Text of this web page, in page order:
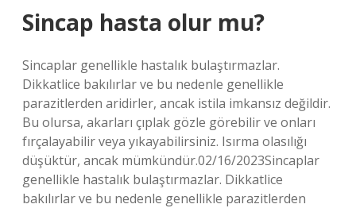
Sincap hasta olur mu?
Sincaplar genellikle hastalık bulaştırmazlar.
Dikkatlice bakılırlar ve bu nedenle genellikle
parazitlerden aridirler, ancak istila imkansız değildir.
Bu olursa, akarları çıplak gözle görebilir ve onları
fırçalayabilir veya yıkayabilirsiniz. Isırma olasılığı
düşüktür, ancak mümkündür.02/16/2023Sincaplar
genellikle hastalık bulaştırmazlar. Dikkatlice
bakılırlar ve bu nedenle genellikle parazitlerden